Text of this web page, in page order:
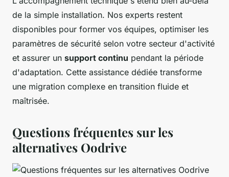
de la simple installation. Nos experts restent
disponibles pour former vos équipes, optimiser les
paramètres de sécurité selon votre secteur d'activité
et assurer un support continu pendant la période
d'adaptation. Cette assistance dédiée transforme
une migration complexe en transition fluide et
maîtrisée.
Questions fréquentes sur les
alternatives Oodrive